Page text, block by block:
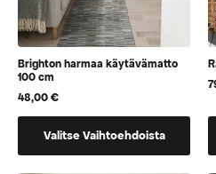
Brighton harmaa käytävämatto
100 cm
48,00€
Valitse Vaihtoehdoista